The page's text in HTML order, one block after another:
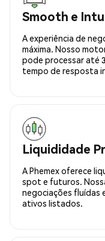
Smooth e
A experiência de
máxima. Nosso
pode processar até
tempo de resposta
Liquididade
A Phemex oferece
spot e futuros.
negociações fluídas
ativos listados.